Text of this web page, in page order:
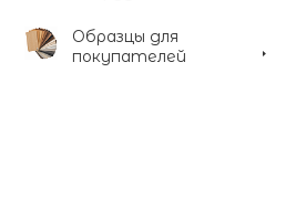
Образцы для
покупателей